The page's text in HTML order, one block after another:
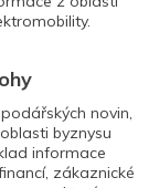
novin,
byznysu
informace
zákaznické